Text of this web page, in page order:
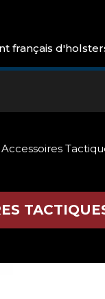
français
Accessoires